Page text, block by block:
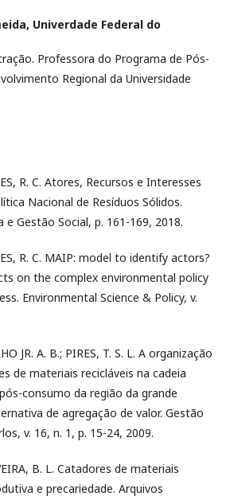
Univerdade Federal do
Professora do Programa de Pós-
Regional da Universidade
R. C. Atores, Recursos e Interesses
Nacional de Resíduos Sólidos.
e Gestão Social, p. 161-169, 2018.
R. C. MAIP: model to identify actors?
on the complex environmental policy
Environmental Science & Policy, v.
JR. A. B.; PIRES, T. S. L. A organização
de materiais recicláveis na cadeia
consumo da região da grande
de agregação de valor. Gestão
v. 16, n. 1, p. 15-24, 2009.
B. L. Catadores de materiais
e precariedade. Arquivos